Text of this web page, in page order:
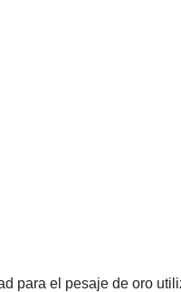
para el pesaje de oro